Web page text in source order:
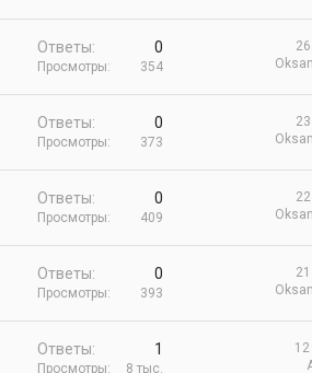
Ответы 0
Просмотры 354
Ответы 0
Просмотры 373
Ответы 0
Просмотры 409
Ответы 0
Просмотры 393
Ответы 1
Просмотры 8 тыс.